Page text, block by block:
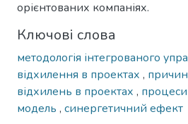
орієнтованих компаніях.
Ключові слова
методологія інтегрованого
відхилення в проектах ,
відхилень в проектах ,
модель , синергетичний ефект